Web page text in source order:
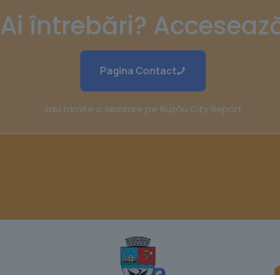
Ai întrebări?
Pagina Contact
sau trimite o sesizare pe Buzău City Report